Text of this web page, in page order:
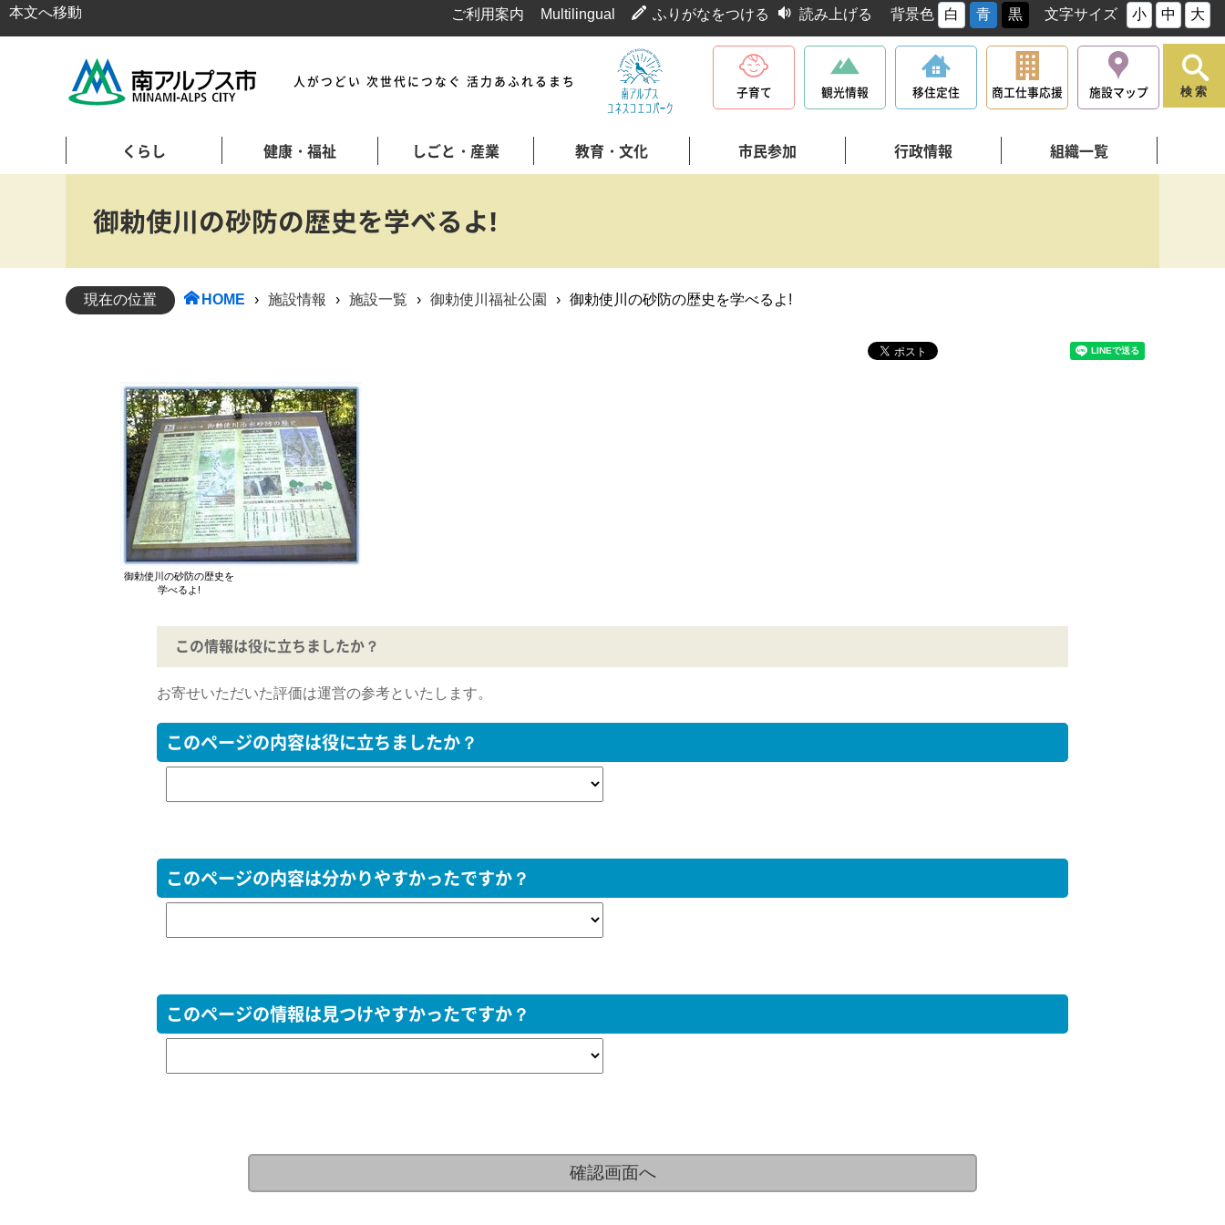
本文へ移動 ご利用案内 Multilingual ふりがなをつける 読み上げる 背景色 白 青 黒 文字サイズ 小 中 大
人がつどい 次世代につなぐ 活力あふれるまち
子育て 観光情報 移住定住 商工仕事応援 施設マップ
くらし 健康・福祉 しごと・産業 教育・文化 市民参加 行政情報 組織一覧
検索
御勅使川の砂防の歴史を学べるよ!
現在の位置 HOME › 施設情報 › 施設一覧 › 御勅使川福祉公園 › 御勅使川の砂防の歴史を学べるよ!
御勅使川の砂防の歴史を
学べるよ!
この情報は役に立ちましたか？
お寄せいただいた評価は運営の参考といたします。
このページの内容は役に立ちましたか？
このページの内容は分かりやすかったですか？
このページの情報は見つけやすかったですか？